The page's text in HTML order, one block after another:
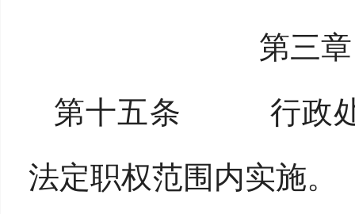
第三
第十五条 行政处
法定职权范围内实施。